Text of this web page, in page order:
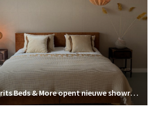
Maurits Beds & More opent nieuwe showroom in Prinsenbeek – Profiteer van de verbouwingskorting!